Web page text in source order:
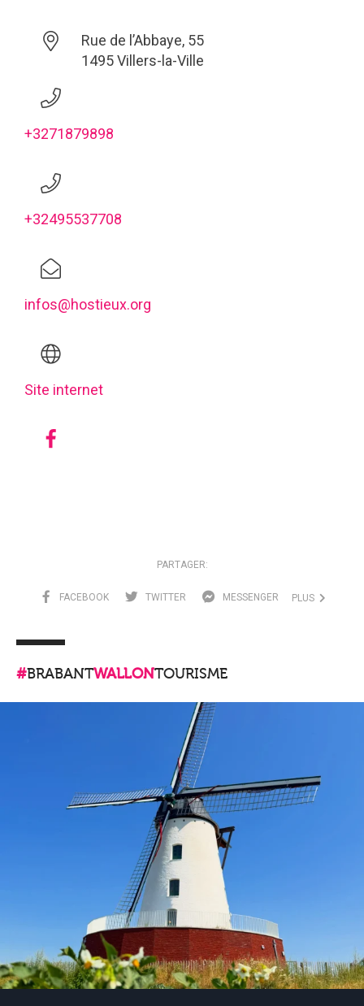
Rue de l’Abbaye, 55
1495 Villers-la-Ville
+3271879898
+32495537708
infos@hostieux.org
Site internet
PARTAGER:
FACEBOOK TWITTER MESSENGER PLUS
#BRABANTWALLONTOURISME